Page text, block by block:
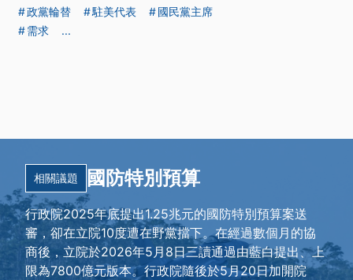
政黨輪替
駐美代表
國民黨主席
需求
...
相關議題 國防特別預算
行政院2025年底提出1.25兆元的國防特別預算案送
審，卻在立院10度遭在野黨擋下。在經過數個月的協
商後，立院於2026年5月8日三讀通過由藍白提出、上
限為7800億元版本。行政院隨後於5月20日加開院